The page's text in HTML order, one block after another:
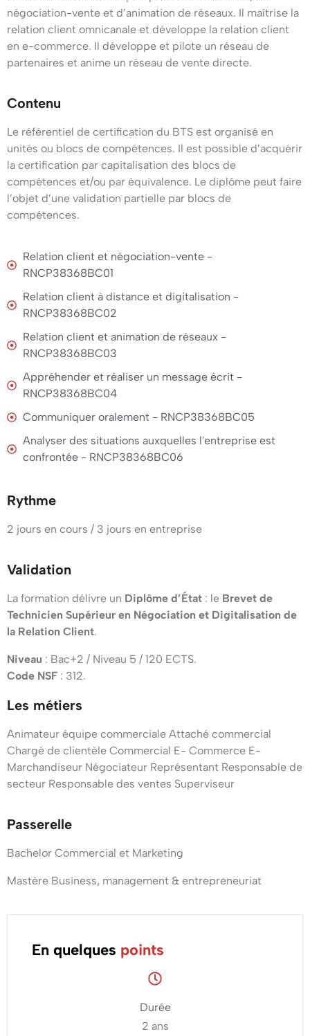
Relation
Client)
et
devenez
expert
en
gestion
de
relation
client
omnicanale.
Ce
diplôme
professionnalisant
vous
prépare
répondre
aux
des
entreprises
modernes
matière
de
commerciale
et
marketing
Pourquoi
choisir
la
Formation
BTS
NDRC
à
Strasbourg
?
Une
formation
orientée
Négociation
et
Digitalisation
de
la
Relation
Contenu
détaillé
de
la
Formation
BTS
NDRC
Strasbourg
Les
compétences
enseignées
BTS
NDRC
négociation-vente et d’animation de réseaux. Il maîtrise la
relation client omnicanale et développe la relation client
en e-commerce. Il développe et pilote un réseau de
partenaires et anime un réseau de vente directe.
Contenu
Le référentiel de certification du BTS est organisé en
unités ou blocs de compétences. Il est possible d’acquérir
la certification par capitalisation des blocs de
compétences et/ou par équivalence. Le diplôme peut faire
l’objet d’une validation partielle par blocs de
compétences.
Relation client et négociation-vente -
RNCP38368BC01
Relation client à distance et digitalisation -
RNCP38368BC02
Relation client et animation de réseaux -
RNCP38368BC03
Appréhender et réaliser un message écrit -
RNCP38368BC04
Communiquer oralement - RNCP38368BC05
Analyser des situations auxquelles l'entreprise est
confrontée - RNCP38368BC06
Rythme
2 jours en cours / 3 jours en entreprise
Validation
La formation délivre un Diplôme d’État : le Brevet de
Technicien Supérieur en Négociation et Digitalisation de
la Relation Client.
Niveau : Bac+2 / Niveau 5 / 120 ECTS.
Code NSF : 312.
Les métiers
Animateur équipe commerciale Attaché commercial
Chargé de clientèle Commercial E- Commerce E-
Marchandiseur Négociateur Représentant Responsable de
secteur Responsable des ventes Superviseur
Passerelle
Bachelor Commercial et Marketing
Mastère Business, management & entrepreneuriat
En quelques points
Durée
2 ans